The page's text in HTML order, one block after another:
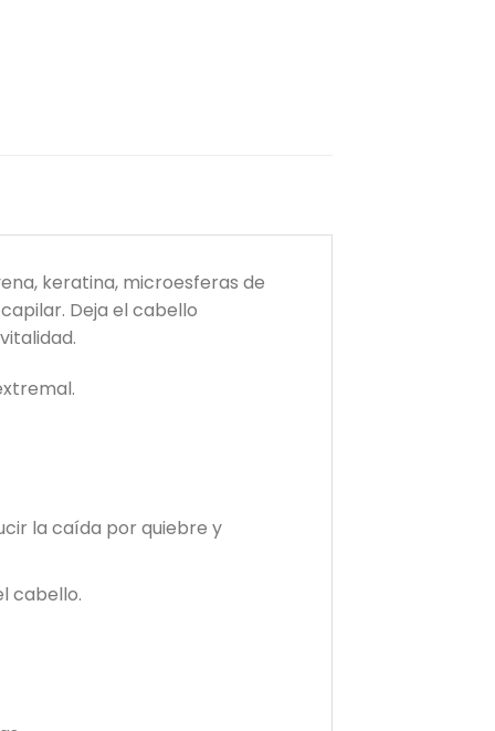
keratina, microesferas de
Deja el cabello
la caída por quiebre y
cabello.